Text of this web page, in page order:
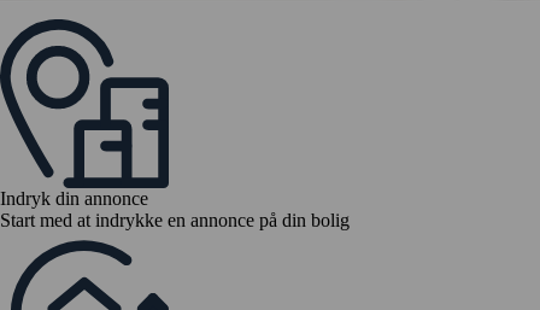
Indryk din annonce
Start med at indrykke en annonce på din bolig